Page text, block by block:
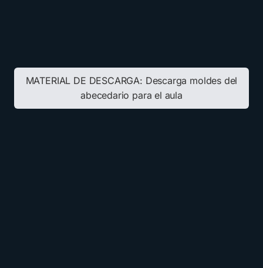
MATERIAL DE DESCARGA: Descarga moldes del
abecedario para el aula